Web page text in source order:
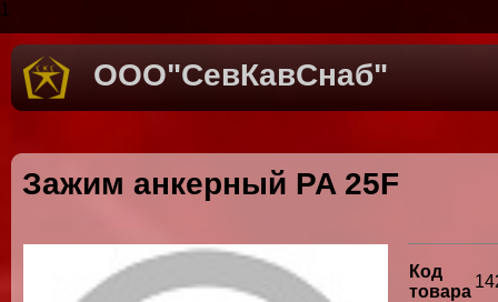
1
ООО"СевКавСнаб"
Зажим анкерный PA 25F
Код
товара